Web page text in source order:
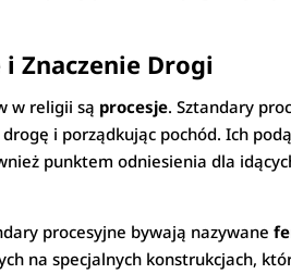
Znaczenie Drogi
w religii są procesje. Sztandary
i porządkując pochód. Ich
punktem odniesienia dla
procesyjne bywają nazywane
na specjalnych konstrukcjach,